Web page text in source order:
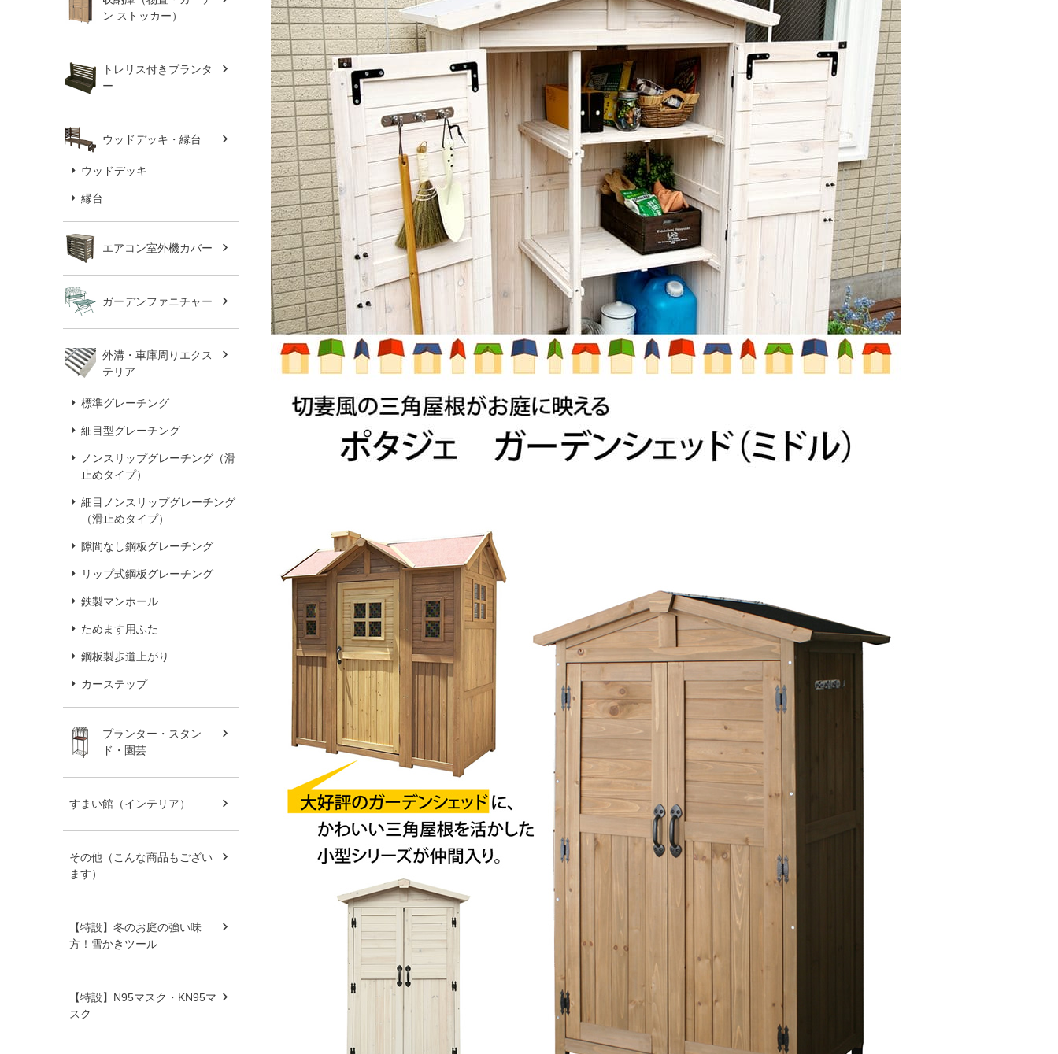
ン ストッカー）
トレリス付きプランタ
ー
ウッドデッキ・縁台
ウッドデッキ
縁台
エアコン室外機カバー
ガーデンファニチャー
外溝・車庫周りエクス
テリア
標準グレーチング
細目型グレーチング
ノンスリップグレーチング（滑
止めタイプ）
細目ノンスリップグレーチング
（滑止めタイプ）
隙間なし鋼板グレーチング
リップ式鋼板グレーチング
鉄製マンホール
ためます用ふた
鋼板製歩道上がり
カーステップ
プランター・スタン
ド・園芸
すまい館（インテリア）
その他（こんな商品もござい
ます）
【特設】冬のお庭の強い味
方！雪かきツール
【特設】N95マスク・KN95マ
スク